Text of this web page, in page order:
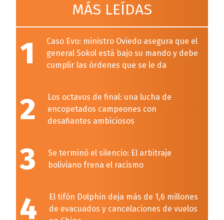
MÁS LEÍDAS
1
Caso Evo: ministro Oviedo asegura que el
general Sokol está bajo su mando y debe
cumplir las órdenes que se le da
2
Los octavos de final: una lucha de
encopetados campeones con
desafiantes ambiciosos
3
Se terminó el silencio: El arbitraje
boliviano frena el racismo
4
El tifón Dolphin deja más de 1,6 millones
de evacuados y cancelaciones de vuelos